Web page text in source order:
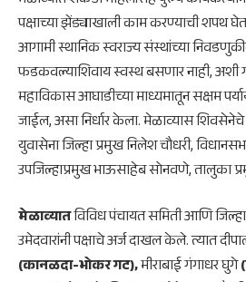
पक्षाच्या झेंड्याखाली काम करण्याची शपथ
आगामी स्थानिक स्वराज्य संस्थांच्या
फडकवल्याशिवाय स्वस्थ बसणार नाही, अशी
महाविकास आघाडीच्या माध्यमातून सक्षम
जाईल, असा निर्धार केला. मेळाव्यास
युवासेना जिल्हा प्रमुख निलेश चौधरी,
उपजिल्हाप्रमुख भाऊसाहेब सोनवणे, तालुका
मेळाव्यातविविध पंचायत समिती आणि
उमेदवारांनी पक्षाचे अर्ज दाखल केले. त्यात
(कानळदा-भोकर गट),मीराबाई गंगाधर घुगे